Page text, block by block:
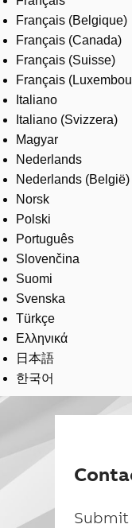
Français (Belgique)
Français (Canada)
Français (Suisse)
Français
Italiano
Italiano (Svizzera)
Magyar
Nederlands
Nederlands (België)
Norsk
Polski
Português
Slovenčina
Suomi
Svenska
Türkçe
Ελληνικά
日本語
한국어
Submit